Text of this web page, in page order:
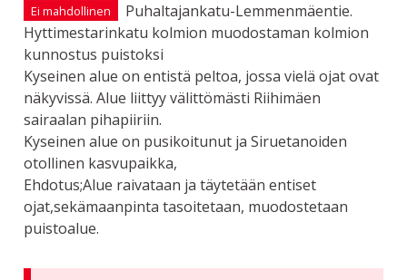
Ei mahdollinen
Puhaltajankatu-Lemmenmäentie.
Hyttimestarinkatu kolmion muodostaman kolmion
kunnostus puistoksi
Kyseinen alue on entistä peltoa, jossa vielä ojat ovat
näkyvissä. Alue liittyy välittömästi Riihimäen
sairaalan pihapiiriin.
Kyseinen alue on pusikoitunut ja Siruetanoiden
otollinen kasvupaikka,
Ehdotus;Alue raivataan ja täytetään entiset
ojat,sekämaanpinta tasoitetaan, muodostetaan
puistoalue.